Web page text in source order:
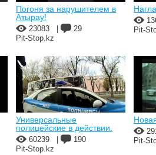
Погоня за нарушителем в
Атырау!
23083
29
Pit-Stop.kz
Pit-
Универсальные
полицейские в действии.
60239
190
Pit-Stop.kz
Pit-